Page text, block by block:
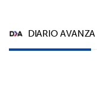
DIARIO AVANZA